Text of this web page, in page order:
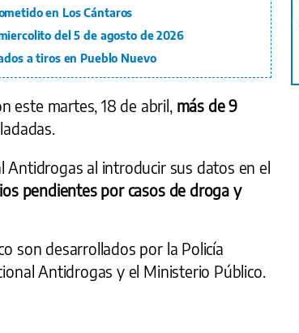
en Los Cántaros
del 5 de agosto de 2026
a tiros en Pueblo Nuevo
este martes, 18 de abril, más de 9
Antidrogas al introducir sus datos en el
pendientes por casos de droga y
son desarrollados por la Policía
Antidrogas y el Ministerio Público.